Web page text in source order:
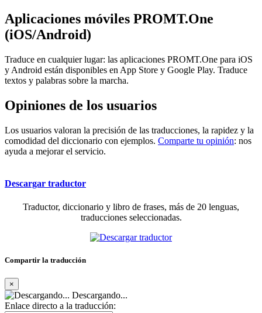
Aplicaciones móviles PROMT.One
(iOS/Android)
Traduce en cualquier lugar: las aplicaciones PROMT.One para iOS
y Android están disponibles en App Store y Google Play. Traduce
textos y palabras sobre la marcha.
Opiniones de los usuarios
Los usuarios valoran la precisión de las traducciones, la rapidez y la
comodidad del diccionario con ejemplos. Comparte tu opinión: nos
ayuda a mejorar el servicio.
Descargar traductor
Traductor, diccionario y libro de frases, más de 20 lenguas,
traducciones seleccionadas.
Compartir la traducción
×
Descargando...
Enlace directo a la traducción: